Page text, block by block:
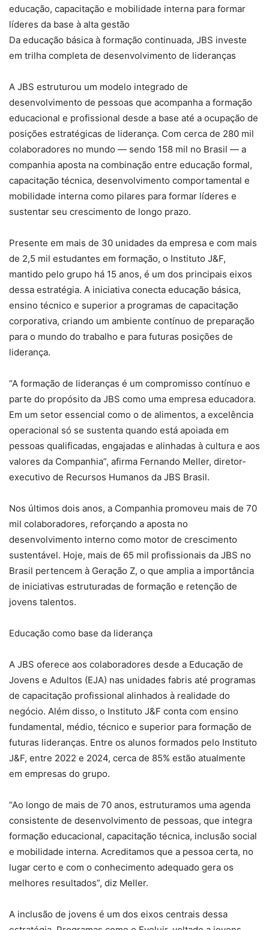
educação, capacitação e mobilidade interna para formar
líderes da base à alta gestão
Da educação básica à formação continuada, JBS investe
em trilha completa de desenvolvimento de lideranças
A JBS estruturou um modelo integrado de
desenvolvimento de pessoas que acompanha a formação
educacional e profissional desde a base até a ocupação de
posições estratégicas de liderança. Com cerca de 280 mil
colaboradores no mundo — sendo 158 mil no Brasil — a
companhia aposta na combinação entre educação formal,
capacitação técnica, desenvolvimento comportamental e
mobilidade interna como pilares para formar líderes e
sustentar seu crescimento de longo prazo.
Presente em mais de 30 unidades da empresa e com mais
de 2,5 mil estudantes em formação, o Instituto J&F,
mantido pelo grupo há 15 anos, é um dos principais eixos
dessa estratégia. A iniciativa conecta educação básica,
ensino técnico e superior a programas de capacitação
corporativa, criando um ambiente contínuo de preparação
para o mundo do trabalho e para futuras posições de
liderança.
“A formação de lideranças é um compromisso contínuo e
parte do propósito da JBS como uma empresa educadora.
Em um setor essencial como o de alimentos, a excelência
operacional só se sustenta quando está apoiada em
pessoas qualificadas, engajadas e alinhadas à cultura e aos
valores da Companhia”, afirma Fernando Meller, diretor-
executivo de Recursos Humanos da JBS Brasil.
Nos últimos dois anos, a Companhia promoveu mais de 70
mil colaboradores, reforçando a aposta no
desenvolvimento interno como motor de crescimento
sustentável. Hoje, mais de 65 mil profissionais da JBS no
Brasil pertencem à Geração Z, o que amplia a importância
de iniciativas estruturadas de formação e retenção de
jovens talentos.
Educação como base da liderança
A JBS oferece aos colaboradores desde a Educação de
Jovens e Adultos (EJA) nas unidades fabris até programas
de capacitação profissional alinhados à realidade do
negócio. Além disso, o Instituto J&F conta com ensino
fundamental, médio, técnico e superior para formação de
futuras lideranças. Entre os alunos formados pelo Instituto
J&F, entre 2022 e 2024, cerca de 85% estão atualmente
em empresas do grupo.
“Ao longo de mais de 70 anos, estruturamos uma agenda
consistente de desenvolvimento de pessoas, que integra
formação educacional, capacitação técnica, inclusão social
e mobilidade interna. Acreditamos que a pessoa certa, no
lugar certo e com o conhecimento adequado gera os
melhores resultados”, diz Meller.
A inclusão de jovens é um dos eixos centrais dessa